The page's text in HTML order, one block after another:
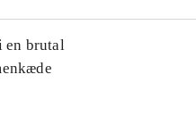
en brutal